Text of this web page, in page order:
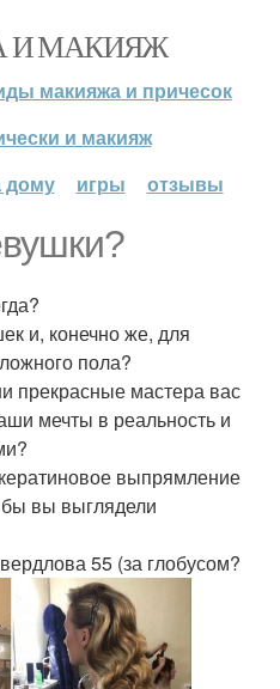
И МАКИЯЖ
макияжа и причесок
и макияж
дому
игры отзывы
и, конечно же, для
пола?
прекрасные мастера вас
мечты в реальность и
выпрямление
вы выглядели
55 (за глобусом?